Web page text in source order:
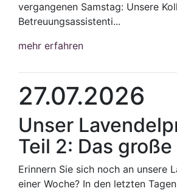
vergangenen Samstag: Unsere
Betreuungsassistenti...
mehr erfahren
27.07.2026
Unser
Teil 2: Das
Erinnern Sie sich noch an unsere
einer Woche? In den letzten